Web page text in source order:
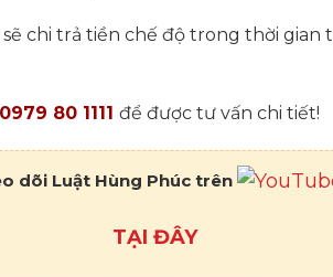
chi trả tiền chế độ trong thời gian
0979 80 1111 để được tư vấn chi tiết!
dõi Luật Hùng Phúc trên
TẠI ĐÂY